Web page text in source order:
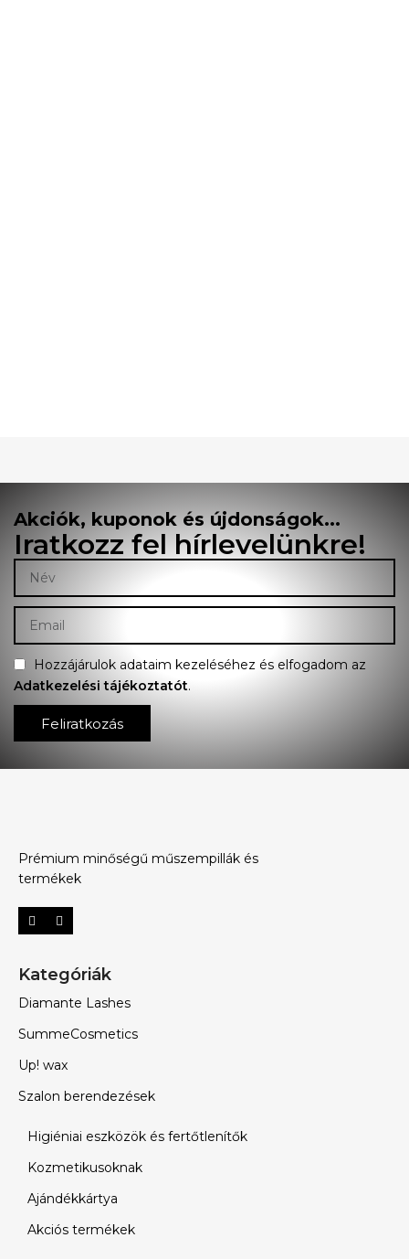
Akciók, kuponok és újdonságok...
Iratkozz fel hírlevelünkre!
Hozzájárulok adataim kezeléséhez és elfogadom az
Adatkezelési tájékoztatót.
Feliratkozás
Prémium minőségű műszempillák és
termékek
Kategóriák
Diamante Lashes
SummeCosmetics
Up! wax
Szalon berendezések
Higiéniai eszközök és fertőtlenítők
Kozmetikusoknak
Ajándékkártya
Akciós termékek